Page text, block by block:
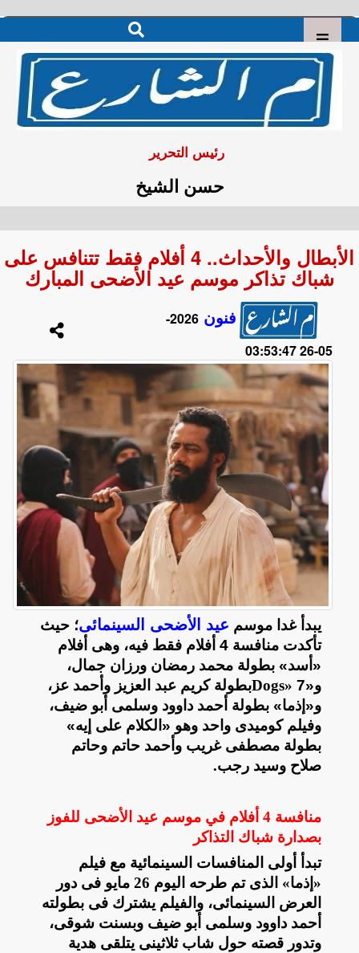
رئيس التحرير
حسن الشيخ
الأبطال والأحداث.. 4 أفلام فقط تتنافس على
شباك تذاكر موسم عيد الأضحى المبارك
فنون
2026-
05-26 03:53:47
يبدأ غدا موسم عيد الأضحى السينمائى؛ حيث
تأكدت منافسة 4 أفلام فقط فيه، وهى أفلام
«أسد» بطولة محمد رمضان ورزان جمال،
و«7
Dogs»بطولة كريم عبد العزيز وأحمد عز،
و«إذما» بطولة أحمد داوود وسلمى أبو ضيف،
وفيلم كوميدى واحد وهو «الكلام على إيه»
بطولة مصطفى غريب وأحمد حاتم وحاتم
صلاح وسيد رجب.
منافسة 4 أفلام في موسم عيد الأضحى للفوز
بصدارة شباك التذاكر
تبدأ أولى المنافسات السينمائية مع فيلم
«إذما» الذى تم طرحه اليوم 26 مايو فى دور
العرض السينمائى، والفيلم يشترك فى بطولته
أحمد داوود وسلمى أبو ضيف وبسنت شوقى،
وتدور قصته حول شاب ثلاثينى يتلقى هدية